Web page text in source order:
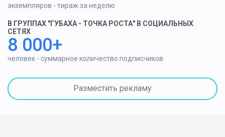
экземпляров - тираж за неделю
В ГРУППАХ "ГУБАХА - ТОЧКА РОСТА" В СОЦИАЛЬНЫХ
СЕТЯХ
8 000+
человек - суммарное количество подписчиков
Разместить рекламу